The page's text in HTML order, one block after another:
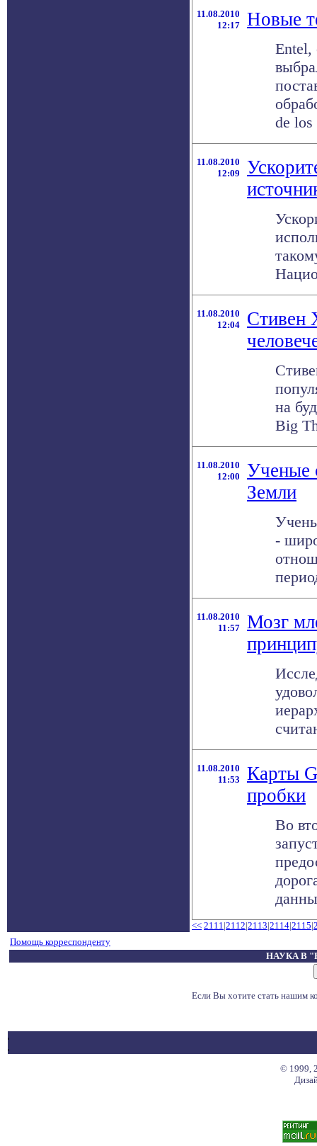
11.08.2010
12:17
Новые
de
11.08.2010
12:09
11.08.2010
12:04
Стивен
на
Big
11.08.2010
12:00
Ученые
Земли
-
11.08.2010
11:57
Мозг
11.08.2010
11:53
Карты
пробки
Во
<< 2111|2112|2113|2114|2115|
Помощь корреспонденту
НАУКА В
Если Вы хотите стать нашим
© 1999,